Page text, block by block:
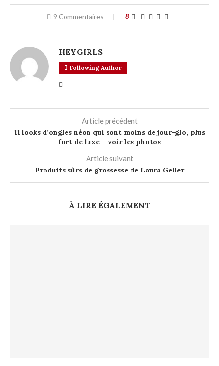
9 Commentaires 8
HEYGIRLS
Following Author
Article précédent
11 looks d’ongles néon qui sont moins de jour-glo, plus
fort de luxe – voir les photos
Article suivant
Produits sûrs de grossesse de Laura Geller
À LIRE ÉGALEMENT